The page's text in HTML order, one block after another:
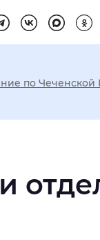
по Чеченской